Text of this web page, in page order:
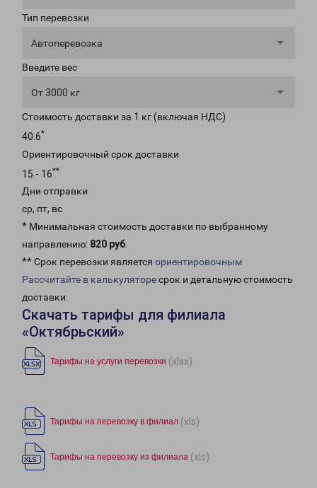
Тип перевозки
Автоперевозка
Введите вес
От 3000 кг
Стоимость доставки за 1 кг (включая НДС)
40.6*
Ориентировочный срок доставки
15 - 16**
Дни отправки
ср, пт, вс
* Минимальная стоимость доставки по выбранному
направлению: 820 руб.
** Срок перевозки является ориентировочным
Рассчитайте в калькуляторесрок и детальную стоимость
доставки.
Скачать тарифы для филиала
«Октябрьский»
Тарифы на услуги перевозки (xlsx)
Тарифы на перевозку в филиал (xls)
Тарифы на перевозку из филиала (xls)